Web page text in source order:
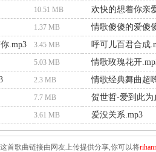
10.51 MB
欢快的想着你亲
1.37 MB
情歌傻傻的爱傻
.mp3
3.45 MB
呼可儿百君合成
5.03 MB
情歌玫瑰花开
2.3 MB
情歌经典舞曲超
7.7 MB
贺世哲-爱到此为
3.61 MB 爱没关系.mp3
这首歌曲链接由网友上传提供分享,你可以将